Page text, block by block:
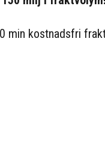
min kostnadsfri